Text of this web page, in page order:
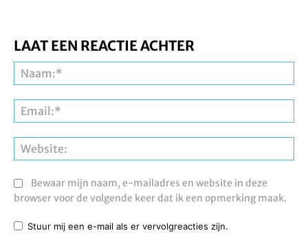
LAAT EEN REACTIE ACHTER
Bewaar mijn naam, e-mailadres en website in deze
browser voor de volgende keer dat ik een opmerking maak.
Stuur mij een e-mail als er vervolgreacties zijn.